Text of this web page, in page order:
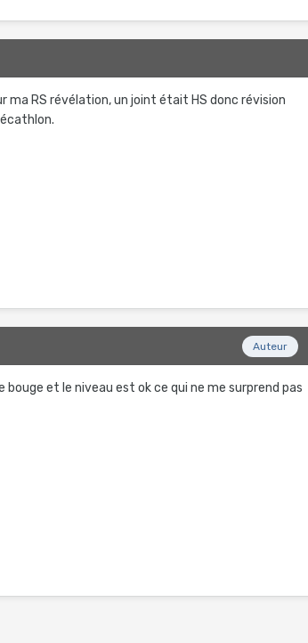
ma RS révélation, un joint était HS donc révision
Auteur
bouge et le niveau est ok ce qui ne me surprend pas